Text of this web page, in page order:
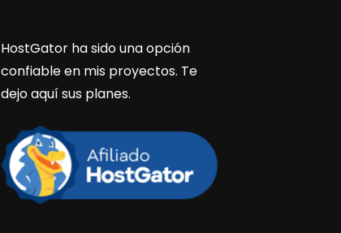
HostGator ha sido una opción
confiable en mis proyectos. Te
dejo aquí sus planes.